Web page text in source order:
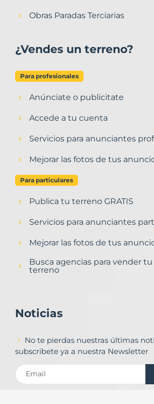
Obras Paradas Terciarias
¿Vendes un terreno?
Para profesionales
Anúnciate o publicitate
Accede a tu cuenta
Servicios para anunciantes
Mejorar las fotos de tus
Para particulares
Publica tu terreno GRATIS
Servicios para anunciantes
Mejorar las fotos de tus
Busca agencias para vender tu
terreno
Noticias
No te pierdas nuestras últimas
subscribete ya a nuestra Newsletter